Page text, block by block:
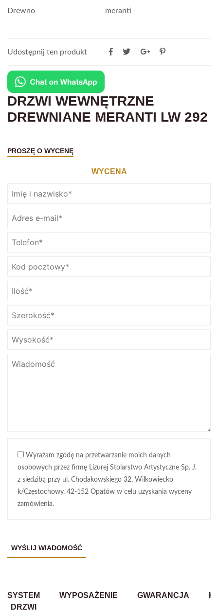
Drewno meranti
Udostępnij ten produkt
DRZWI WEWNĘTRZNE
DREWNIANE MERANTI LW 292
PROSZĘ O WYCENĘ
WYCENA
Wyrażam zgodę na przetwarzanie moich danych
osobowych przez firmę Lizurej Stolarstwo Artystyczne Sp. J.
z siedzibą przy ul. Chodakowskiego 32, Wilkowiecko
k/Częstochowy, 42-152 Opatów w celu uzyskania wyceny
zamówienia.
SYSTEM
DRZWI
WYPOSAŻENIE GWARANCJA